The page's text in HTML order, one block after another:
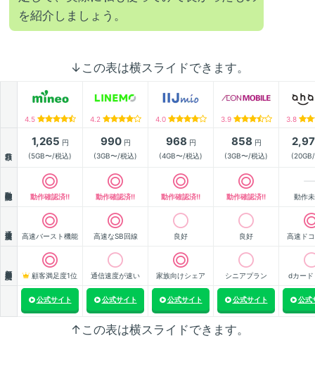
を紹介しましょう。
↓この表は横スライドできます。
4.5 4.2 4.0 3.9 3.8
1,265 円
(5GB〜/税込)
990円
(3GB〜/税込)
968 円
(4GB〜/税込)
858 円
(3GB〜/税込)
動作確認済!! 動作確認済!! 動作確認済!! 動作確認済!! 動作
高速バースト機能 高速なSB回線 良好 良好 高速ド
顧客満足度1位 通信速度が速い 家族向けシェア シニアプラン dカード
公式サイト 公式サイト 公式サイト 公式サイト 公式
↑この表は横スライドできます。